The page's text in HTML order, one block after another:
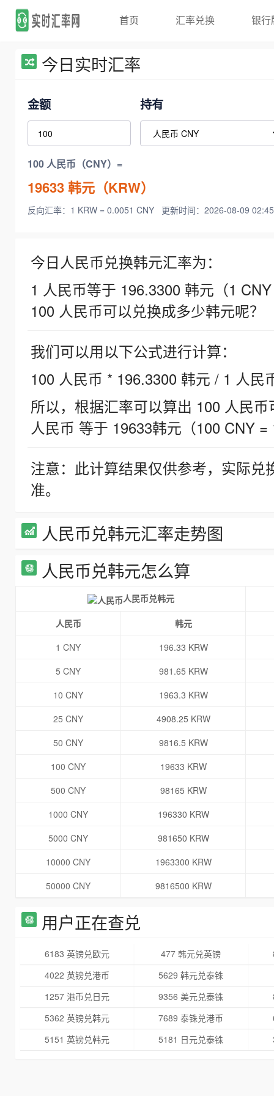
首页 汇率兑换 银行
今日实时汇率
金额 持有
100 人民币（CNY）=
19633韩元（KRW）
反向汇率：1 KRW = 0.0051 CNY 更新时间：2026-08-09
今日人民币兑换韩元汇率为：
1 人民币等于 196.3300 韩元（1
100 人民币可以兑换成多少韩元呢？
我们可以用以下公式进行计算：
100 人民币 * 196.3300 韩元 / 1 人民
所以，根据汇率可以算出 100 人民
人民币 等于 19633韩元（100 CNY =
注意：此计算结果仅供参考，实际
准。
人民币兑韩元汇率走势图
人民币兑韩元怎么算
人民币兑韩元
人民币
韩元
1 CNY
196.33 KRW
5 CNY
981.65 KRW
10 CNY
1963.3 KRW
25 CNY
4908.25 KRW
50 CNY
9816.5 KRW
100 CNY
19633 KRW
500 CNY
98165 KRW
1000 CNY
196330 KRW
5000 CNY
981650 KRW
10000 CNY
1963300 KRW
50000 CNY
9816500 KRW
用户正在查兑
6183 英镑兑欧元 477 韩元兑英镑
4022 英镑兑港币
5629 韩元兑泰铢
1257 港币兑日元
9356 美元兑泰铢
5362 英镑兑韩元
7689 泰铢兑港币
5151 英镑兑韩元
5181 日元兑泰铢